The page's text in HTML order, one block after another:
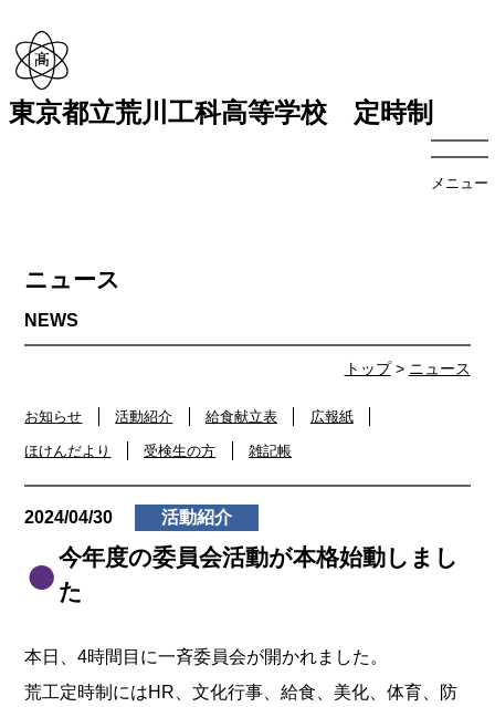
東京都立荒川工科高等学校 定時制
メニュー
トップ> ニュース
ニュース
お知らせ 活動紹介 給食献立表 広報紙
ほけんだより 受検生の方 雑記帳
2024/04/30 活動紹介
今年度の委員会活動が本格始動しまし
た
本日、4時間目に一斉委員会が開かれました。
荒工定時制にはHR、文化行事、給食、美化、体育、防